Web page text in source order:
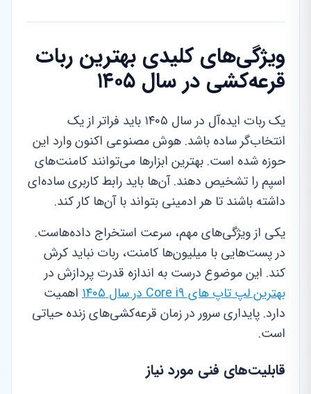
ویژگی‌های کلیدی بهترین ربات
قرعه‌کشی در سال ۱۴۰۵
یک ربات ایده‌آل در سال ۱۴۰۵ باید فراتر از یک
انتخاب‌گر ساده باشد. هوش مصنوعی اکنون وارد این
حوزه شده است. بهترین ابزارها می‌توانند کامنت‌های
اسپم را تشخیص دهند. آن‌ها باید رابط کاربری ساده‌ای
داشته باشند تا هر ادمینی بتواند با آن‌ها کار کند.
یکی از ویژگی‌های مهم، سرعت استخراج داده‌هاست.
در پست‌هایی با میلیون‌ها کامنت، ربات نباید کرش
کند. این موضوع درست به اندازه قدرت پردازش در
بهترین لپ تاپ های Core i9 در سال ۱۴۰۵
اهمیت
دارد. پایداری سرور در زمان قرعه‌کشی‌های زنده حیاتی
است.
قابلیت‌های فنی مورد نیاز